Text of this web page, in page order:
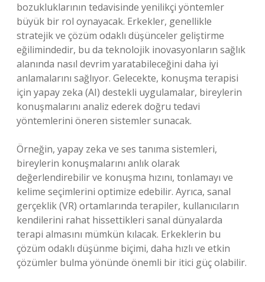
bozukluklarının tedavisinde yenilikçi yöntemler
büyük bir rol oynayacak. Erkekler, genellikle
stratejik ve çözüm odaklı düşünceler geliştirme
eğilimindedir, bu da teknolojik inovasyonların sağlık
alanında nasıl devrim yaratabileceğini daha iyi
anlamalarını sağlıyor. Gelecekte, konuşma terapisi
için yapay zeka (AI) destekli uygulamalar, bireylerin
konuşmalarını analiz ederek doğru tedavi
yöntemlerini öneren sistemler sunacak.
Örneğin, yapay zeka ve ses tanıma sistemleri,
bireylerin konuşmalarını anlık olarak
değerlendirebilir ve konuşma hızını, tonlamayı ve
kelime seçimlerini optimize edebilir. Ayrıca, sanal
gerçeklik (VR) ortamlarında terapiler, kullanıcıların
kendilerini rahat hissettikleri sanal dünyalarda
terapi almasını mümkün kılacak. Erkeklerin bu
çözüm odaklı düşünme biçimi, daha hızlı ve etkin
çözümler bulma yönünde önemli bir itici güç olabilir.